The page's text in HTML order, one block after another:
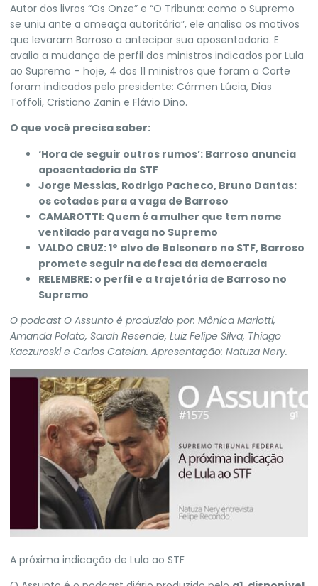
Autor dos livros “Os Onze” e “O Tribuna: como o Supremo
se uniu ante a ameaça autoritária”, ele analisa os motivos
que levaram Barroso a antecipar sua aposentadoria. E
avalia a mudança de perfil dos ministros indicados por Lula
ao Supremo – hoje, 4 dos 11 ministros que foram a Corte
foram indicados pelo presidente: Cármen Lúcia, Dias
Toffoli, Cristiano Zanin e Flávio Dino.
O que você precisa saber:
‘Hora de seguir outros rumos’: Barroso anuncia
aposentadoria do STF
Jorge Messias, Rodrigo Pacheco, Bruno Dantas:
os cotados para a vaga de Barroso
CAMAROTTI: Quem é a mulher que tem nome
ventilado para vaga no Supremo
VALDO CRUZ:1° alvo de Bolsonaro no STF, Barroso
promete seguir na defesa da democracia
RELEMBRE: o perfil e a trajetória de Barroso no
Supremo
O podcast O Assunto é produzido por: Mônica Mariotti,
Amanda Polato, Sarah Resende, Luiz Felipe Silva, Thiago
Kaczuroski e Carlos Catelan. Apresentação: Natuza Nery.
A próxima indicação de Lula ao STF